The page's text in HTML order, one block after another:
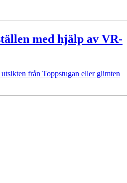
med hjälp av VR-
från Toppstugan eller glimten